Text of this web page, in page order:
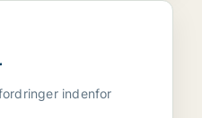
indenfor